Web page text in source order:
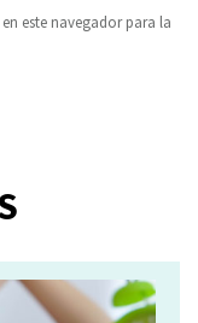
este navegador para la